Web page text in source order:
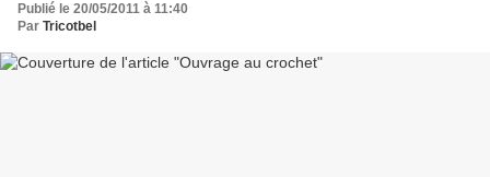
Publié le 20/05/2011 à 11:40
Par Tricotbel